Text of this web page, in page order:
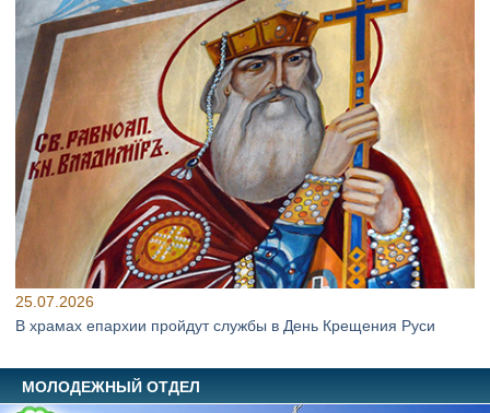
25.07.2026
В храмах епархии пройдут службы в День Крещения Руси
МОЛОДЕЖНЫЙ ОТДЕЛ